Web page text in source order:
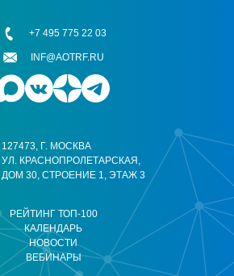
РЕЙТИНГ ТОП-100
КАЛЕНДАРЬ
НОВОСТИ
ВЕБИНАРЫ
127473, Г. МОСКВА
УЛ. КРАСНОПРОЛЕТАРСКАЯ,
ДОМ 30, СТРОЕНИЕ 1, ЭТАЖ 3
+7 495 775 22 03
INF@AOTRF.RU